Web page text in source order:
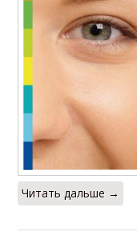
Читать дальше →